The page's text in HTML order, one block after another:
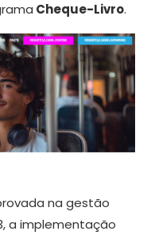
Cheque-Livro.
na gestão
a implementação